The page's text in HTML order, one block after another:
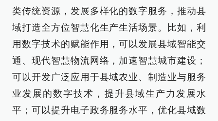
类传统资源，发展多样化的数字服务，推动县
域打造全方位智慧化生产生活场景。比如，利
用数字技术的赋能作用，可以发展县域智能交
通、现代智慧物流网络，加速智慧城市建设；
可以开发广泛应用于县域农业、制造业与服务
业发展的数字技术，提升县域生产力发展水
平；可以提升电子政务服务水平，优化县域数